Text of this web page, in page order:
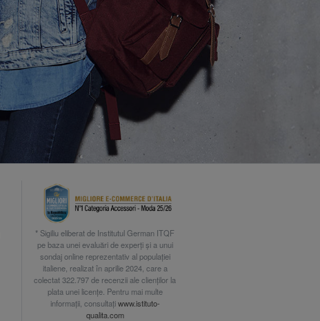
* Sigiliu eliberat de Institutul German ITQF
pe baza unei evaluări de experți și a unui
sondaj online reprezentativ al populației
italiene, realizat în aprilie 2024, care a
colectat 322.797 de recenzii ale clienților la
plata unei licențe. Pentru mai multe
informații, consultațiwww.istituto-
qualita.com